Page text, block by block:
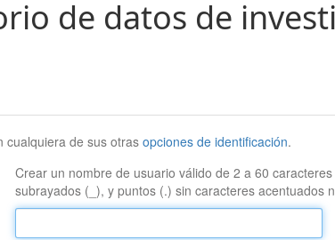
de datos de
cualquiera de sus otrasopciones de identificación.
Crear un nombre de usuario válido de 2 a 60
subrayados (_), y puntos (.) sin caracteres acentuados